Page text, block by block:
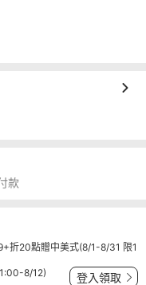
款
折20點贈中美式(8/1-8/31 限1
8/12) 登入領取